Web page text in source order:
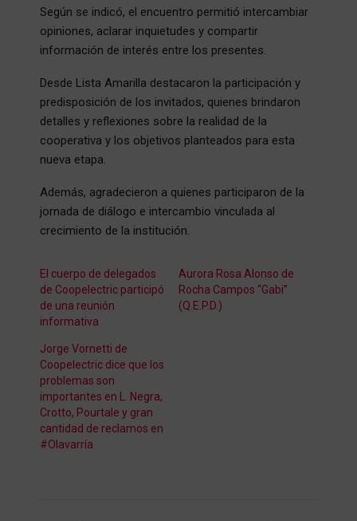
Según se indicó, el encuentro permitió intercambiar
opiniones, aclarar inquietudes y compartir
información de interés entre los presentes.
Desde Lista Amarilla destacaron la participación y
predisposición de los invitados, quienes brindaron
detalles y reflexiones sobre la realidad de la
cooperativa y los objetivos planteados para esta
nueva etapa.
Además, agradecieron a quienes participaron de la
jornada de diálogo e intercambio vinculada al
crecimiento de la institución.
El cuerpo de delegados
de Coopelectric participó
de una reunión
informativa
Aurora Rosa Alonso de
Rocha Campos “Gabi”
(Q.E.P.D.)
Jorge Vornetti de
Coopelectric dice que los
problemas son
importantes en L. Negra,
Crotto, Pourtale y gran
cantidad de reclamos en
#Olavarría